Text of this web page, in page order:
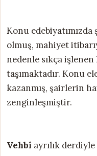
Konu
olmuş, mahiyet
nedenle sıkça
taşımaktadır. Konu
kazanmış, şairlerin
zenginleşmiştir.
Vehbî ayrılık